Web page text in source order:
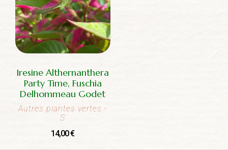
Iresine Althernanthera
Party Time, Fuschia
Delhommeau Godet
Autres plantes vertes -
S
14,00€